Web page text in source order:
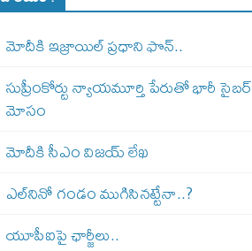
మోదీకి ఇజ్రాయిల్ ప్ర‌ధాని ఫొన్..
సుప్రీంకోర్టు న్యాయమూర్తి పేరుతో భారీ సైబర్
మోసం
మోదీకి సీఎం విజయ్ లేఖ
ఎల్‌నినో గండం ముగిసినట్టేనా..?
యూపీఐపై ఛార్జీలు..